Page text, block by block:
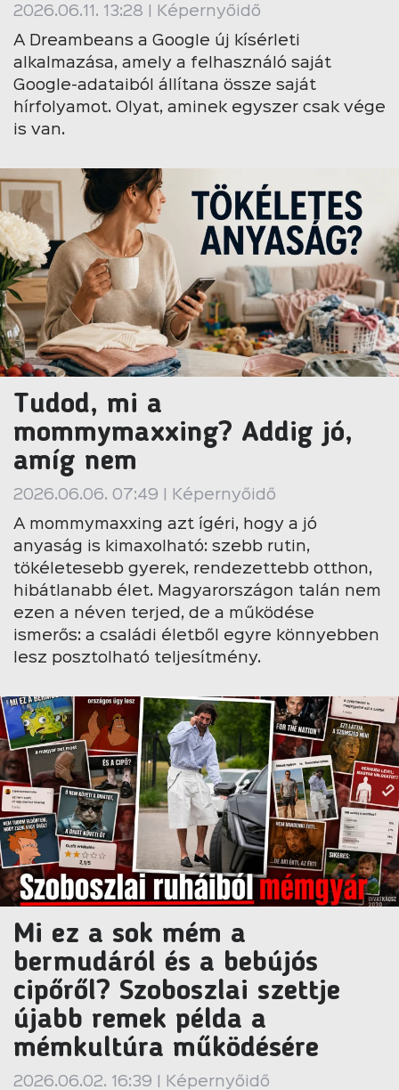
2026.06.11. 13:28 | Képernyőidő
A Dreambeans a Google új kísérleti
alkalmazása, amely a felhasználó saját
Google-adataiból állítana össze saját
hírfolyamot. Olyat, aminek egyszer csak vége
is van.
Tudod, mi a
mommymaxxing? Addig jó,
amíg nem
2026.06.06. 07:49 | Képernyőidő
A mommymaxxing azt ígéri, hogy a jó
anyaság is kimaxolható: szebb rutin,
tökéletesebb gyerek, rendezettebb otthon,
hibátlanabb élet. Magyarországon talán nem
ezen a néven terjed, de a működése
ismerős: a családi életből egyre könnyebben
lesz posztolható teljesítmény.
Mi ez a sok mém a
bermudáról és a bebújós
cipőről? Szoboszlai szettje
újabb remek példa a
mémkultúra működésére
2026.06.02. 16:39 | Képernyőidő